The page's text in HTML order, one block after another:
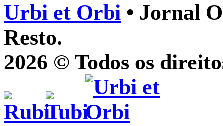
Urbi et Orbi • Jornal
Resto.
2026 © Todos os